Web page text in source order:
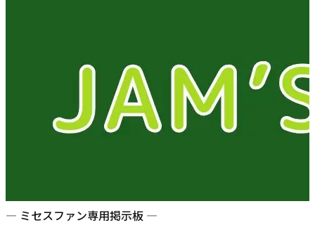
— ミセスファン専用掲示板 —